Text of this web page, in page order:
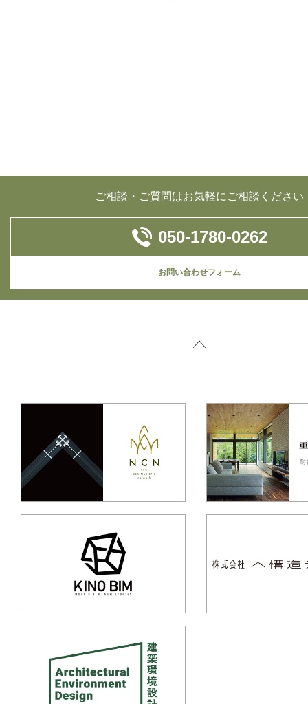
ご相談・ご質問はお気軽にご相談ください
050-1780-0262
お問い合わせフォーム